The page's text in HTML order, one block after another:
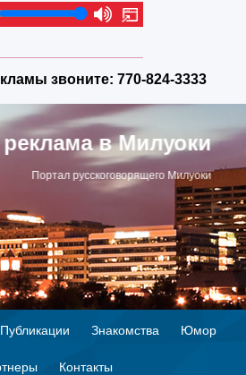
звоните: 770-824-3333
в Милуоки
Портал русскоговорящего Милуоки
▶
Публикации Знакомства Юмор
Контакты